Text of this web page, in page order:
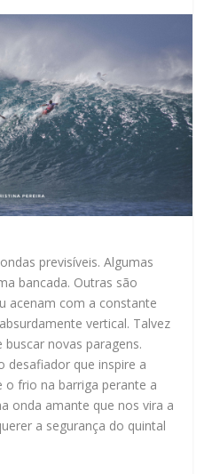
previsíveis. Algumas
bancada. Outras são
acenam com a constante
vertical. Talvez
buscar novas paragens.
desafiador que inspire a
o frio na barriga perante a
onda amante que nos vira a
a segurança do quintal